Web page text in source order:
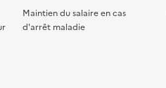
Maintien du salaire en cas
d'arrêt maladie